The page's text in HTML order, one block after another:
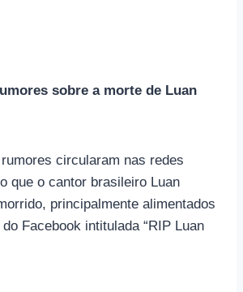
sobre a morte de Luan
circularam nas redes
que o cantor brasileiro Luan
principalmente alimentados
Facebook intitulada “RIP Luan